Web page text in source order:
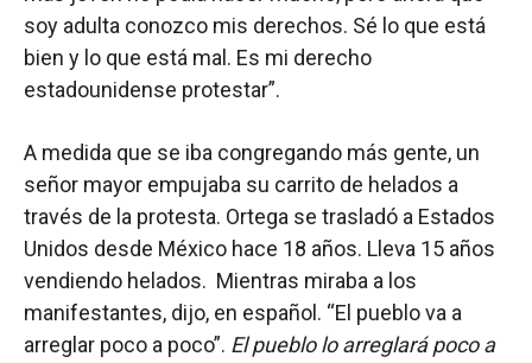
soy adulta conozco mis derechos. Sé lo que está
bien y lo que está mal. Es mi derecho
estadounidense protestar”.
A medida que se iba congregando más gente, un
señor mayor empujaba su carrito de helados a
través de la protesta. Ortega se trasladó a Estados
Unidos desde México hace 18 años. Lleva 15 años
vendiendo helados. Mientras miraba a los
manifestantes, dijo, en español. “El pueblo va a
arreglar poco a poco”. El pueblo lo arreglará poco a